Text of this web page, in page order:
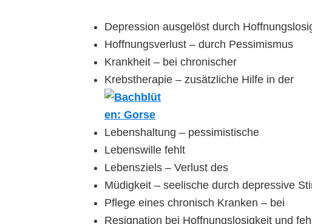
Depression ausgelöst durch
Hoffnungsverlust – durch Pessimismus
Krankheit – bei chronischer
Krebstherapie – zusätzliche Hilfe in der
Lebenshaltung – pessimistische
Lebenswille fehlt
Lebensziels – Verlust des
Müdigkeit – seelische durch depressive
Pflege eines chronisch Kranken – bei
Resignation bei Hoffnungslosigkeit und